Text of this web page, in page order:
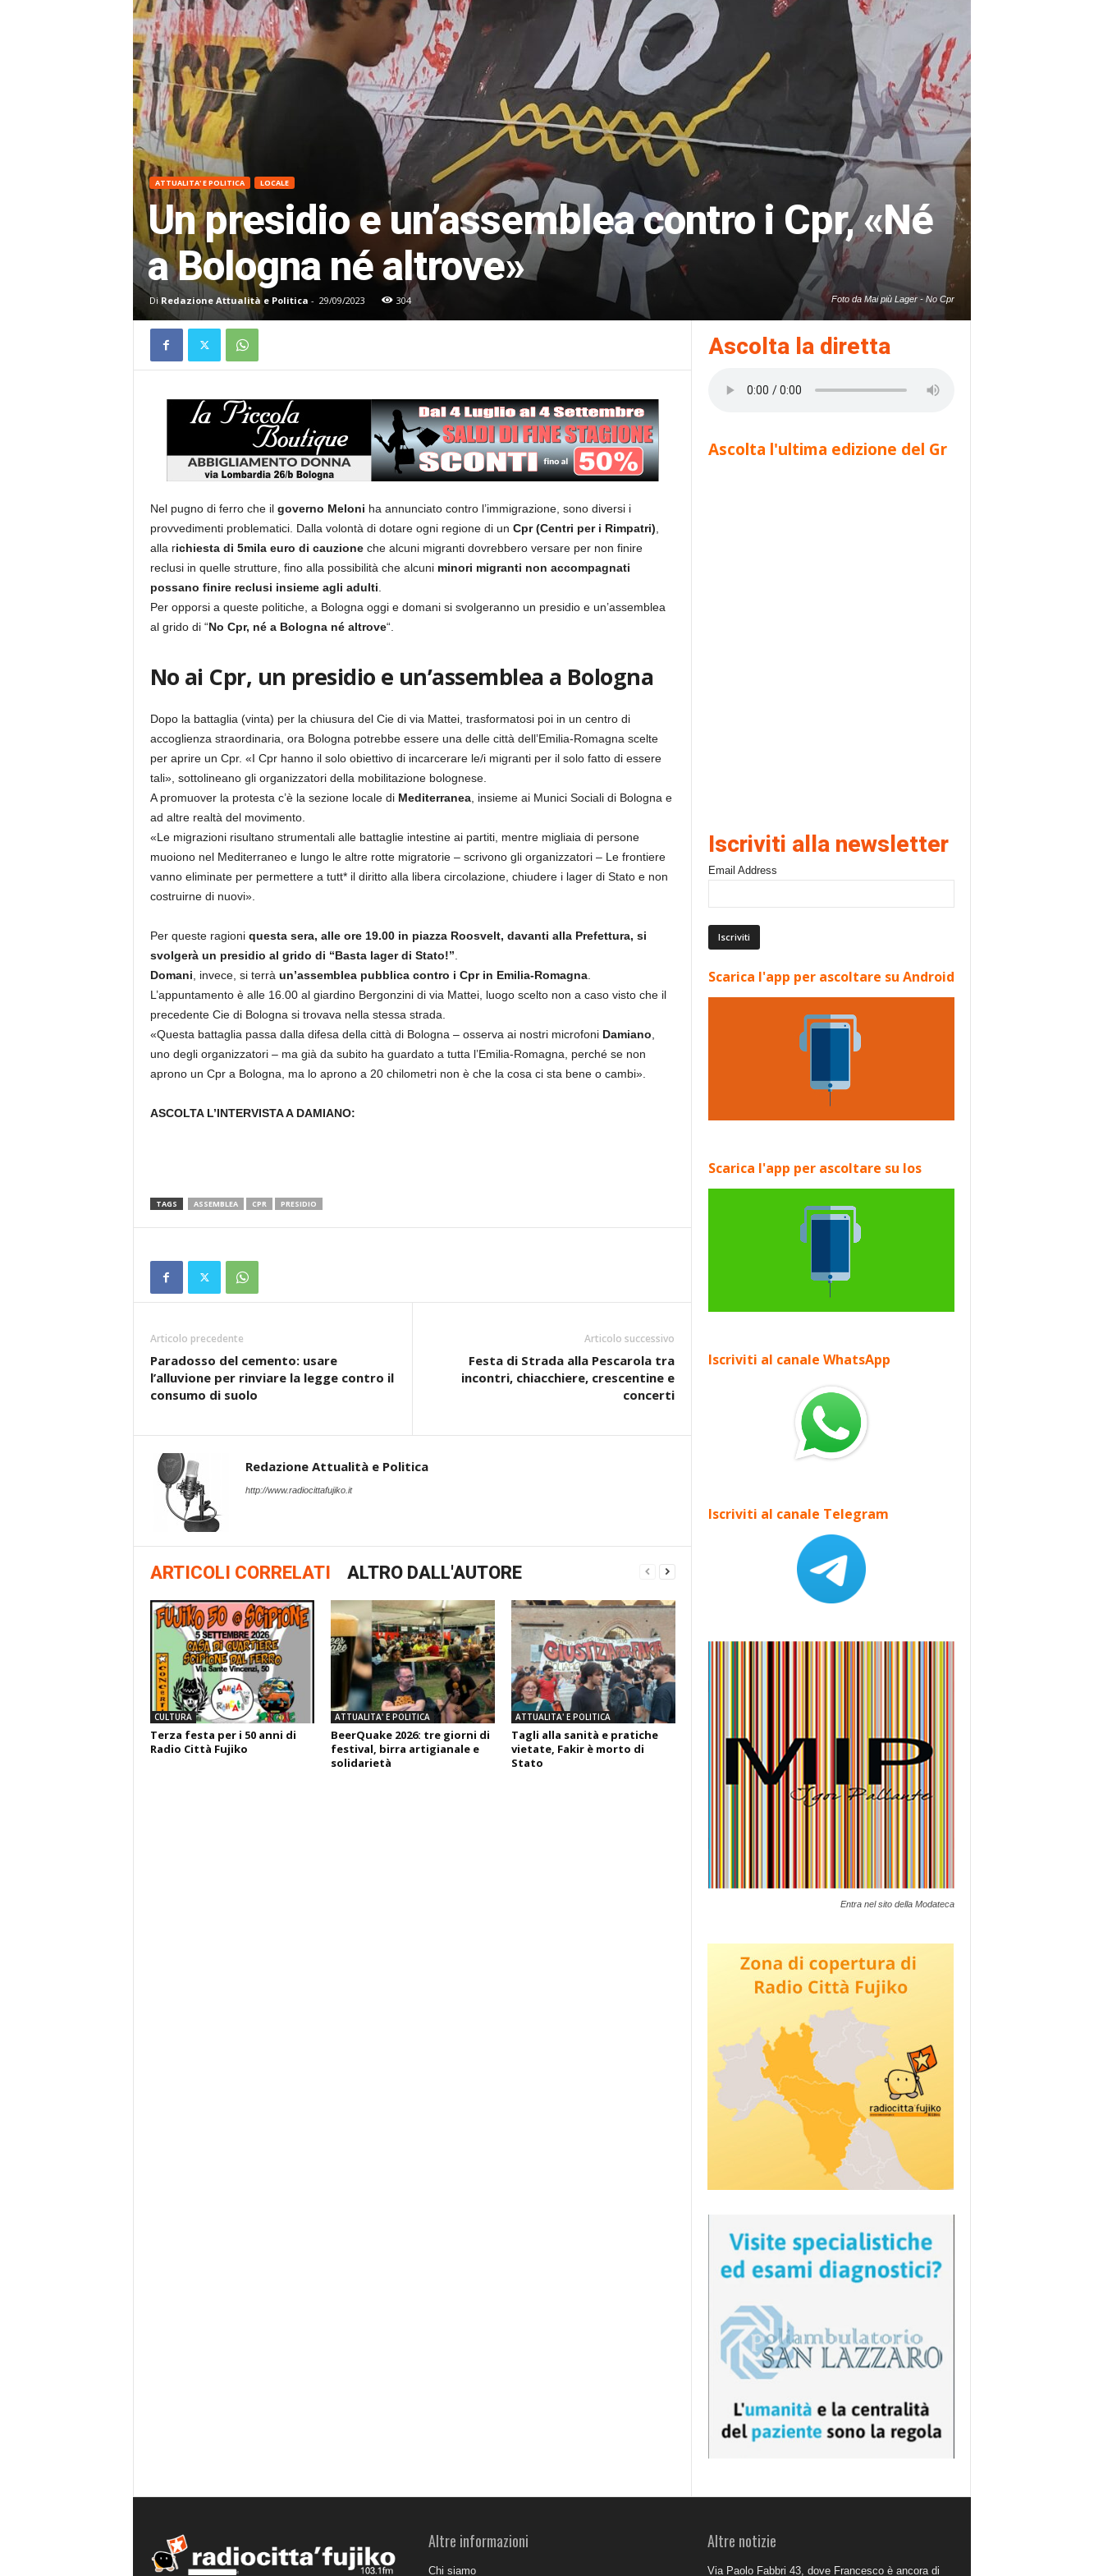
Foto da Mai più Lager - No Cpr
ATTUALITA' E POLITICA LOCALE
Un presidio e un’assemblea contro i Cpr, «Né
a Bologna né altrove»
Di Redazione Attualità e Politica - 29/09/2023 304
Nel pugno di ferro che il governo Meloni ha annunciato contro l’immigrazione, sono diversi i
provvedimenti problematici. Dalla volontà di dotare ogni regione di un Cpr (Centri per i Rimpatri)
alla richiesta di 5mila euro di cauzioneche alcuni migranti dovrebbero versare per non finire
reclusi in quelle strutture, fino alla possibilità che alcuni minori migranti non accompagnati
possano finire reclusi insieme agli adulti
Per opporsi a queste politiche, a Bologna oggi e domani si svolgeranno un presidio e un’assemblea
al grido di “No Cpr, né a Bologna né altrove“.
No ai Cpr, un presidio e un’assemblea a Bologna
Dopo la battaglia (vinta) per la chiusura del Cie di via Mattei, trasformatosi poi in un centro di
accoglienza straordinaria, ora Bologna potrebbe essere una delle città dell’Emilia-Romagna scelte
per aprire un Cpr. «I Cpr hanno il solo obiettivo di incarcerare le/i migranti per il solo fatto di essere
tali», sottolineano gli organizzatori della mobilitazione bolognese.
A promuover la protesta c’è la sezione locale di Mediterranea, insieme ai Munici Sociali di Bologna e
ad altre realtà del movimento.
«Le migrazioni risultano strumentali alle battaglie intestine ai partiti, mentre migliaia di persone
muoiono nel Mediterraneo e lungo le altre rotte migratorie – scrivono gli organizzatori – Le frontiere
vanno eliminate per permettere a tutt* il diritto alla libera circolazione, chiudere i lager di Stato e non
costruirne di nuovi».
Per queste ragioni questa sera, alle ore 19.00 in piazza Roosvelt, davanti alla Prefettura, si
svolgerà un presidio al grido di “Basta lager di Stato!”
Domani , invece, si terrà un’assemblea pubblica contro i Cpr in Emilia-Romagna.
L’appuntamento è alle 16.00 al giardino Bergonzini di via Mattei, luogo scelto non a caso visto che il
precedente Cie di Bologna si trovava nella stessa strada.
«Questa battaglia passa dalla difesa della città di Bologna – osserva ai nostri microfoni Damiano
uno degli organizzatori – ma già da subito ha guardato a tutta l’Emilia-Romagna, perché se non
aprono un Cpr a Bologna, ma lo aprono a 20 chilometri non è che la cosa ci sta bene o cambi».
ASCOLTA L’INTERVISTA A DAMIANO:
TAGS ASSEMBLEA CPR PRESIDIO
Articolo precedente
Paradosso del cemento: usare
l’alluvione per rinviare la legge contro il
consumo di suolo
Articolo successivo
Festa di Strada alla Pescarola tra
incontri, chiacchiere, crescentine e
concerti
Redazione Attualità e Politica
http://www.radiocittafujiko.it
ARTICOLI CORRELATI ALTRO DALL'AUTORE
CULTURA
Terza festa per i 50 anni di
Radio Città Fujiko
ATTUALITA' E POLITICA
BeerQuake 2026: tre giorni di
festival, birra artigianale e
solidarietà
ATTUALITA' E POLITICA
Tagli alla sanità e pratiche
vietate, Fakir è morto di
Stato
Ascolta la diretta
Ascolta l'ultima edizione del Gr
Iscriviti alla newsletter
Email Address
Scarica l'app per ascoltare su Android
Scarica l'app per ascoltare su Ios
Iscriviti al canale WhatsApp
Iscriviti al canale Telegram
Entra nel sito della Modateca
Altre informazioni
Chi siamo
Altre notizie
Via Paolo Fabbri 43, dove Francesco è ancora di